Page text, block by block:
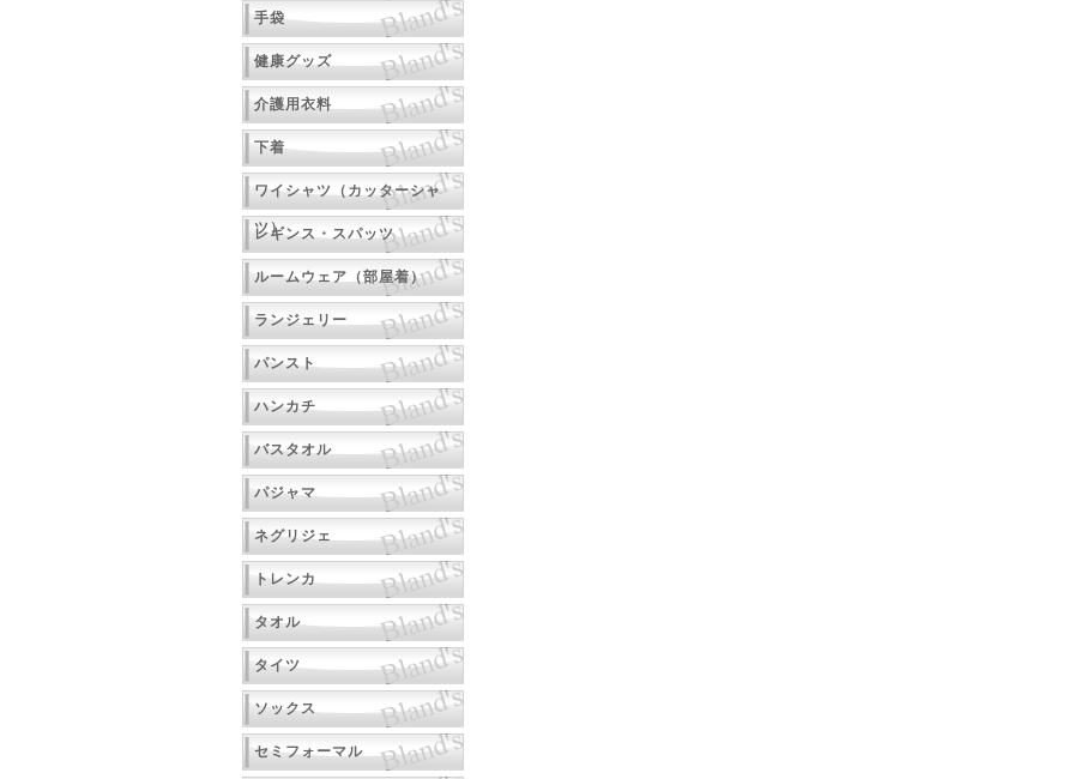
手袋
健康グッズ
介護用衣料
下着
ワイシャツ（カッターシャ
ツ）
レギンス・スパッツ
ルームウェア（部屋着）
ランジェリー
パンスト
ハンカチ
バスタオル
パジャマ
ネグリジェ
トレンカ
タオル
タイツ
ソックス
セミフォーマル